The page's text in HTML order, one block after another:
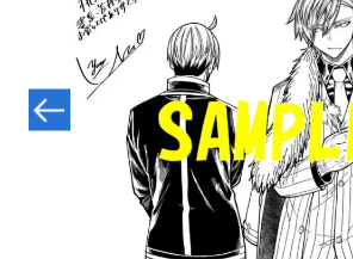
アイドル
鉄道・バス
コミック・ラノベ